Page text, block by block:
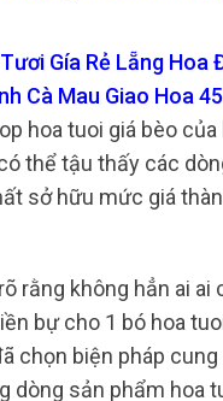
Gía Rẻ Lẵng Hoa
Cà Mau Giao Hoa
hoa tuoi giá bèo của
thể tậu thấy các
sở hữu mức giá
rằng không hẳn ai ai
bự cho 1 bó hoa
chọn biện pháp
dòng sản phẩm hoa